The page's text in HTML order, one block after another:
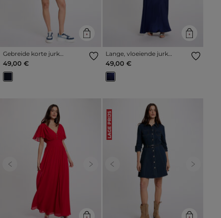
Gebreide korte jurk
marineblauw vrouw
49,00 €
Lange, vloeiende jurk
marineblauw vrouw
49,00 €
Previous Next
LAGE PRIJS
Previous Next